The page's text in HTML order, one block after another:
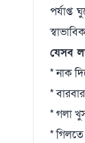
যেসব
* নাক
*
* গলা
*